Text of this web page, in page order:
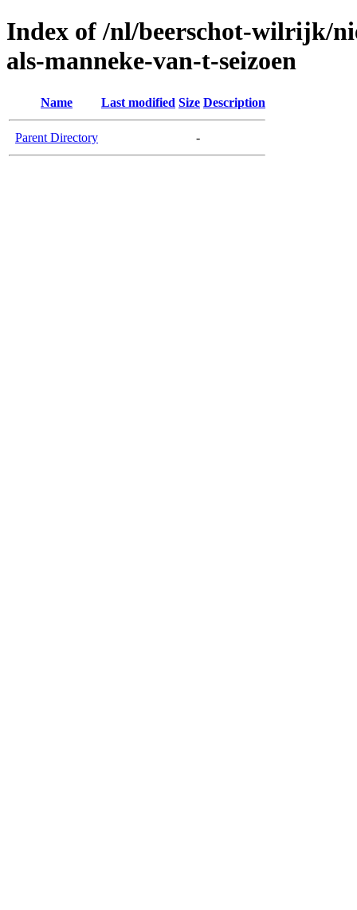
Index of /nl/beerschot-wilrijk/
als-manneke-van-t-seizoen
Name Last modified Size Description
Parent Directory -